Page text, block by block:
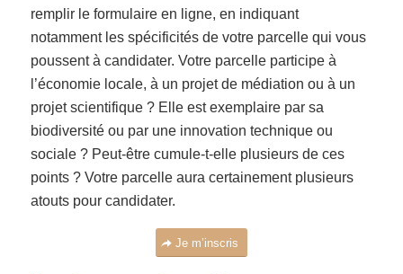
remplir le formulaire en ligne, en indiquant
notamment les spécificités de votre parcelle qui vous
poussent à candidater. Votre parcelle participe à
l’économie locale, à un projet de médiation ou à un
projet scientifique ? Elle est exemplaire par sa
biodiversité ou par une innovation technique ou
sociale ? Peut-être cumule-t-elle plusieurs de ces
points ? Votre parcelle aura certainement plusieurs
atouts pour candidater.
Je m’inscris